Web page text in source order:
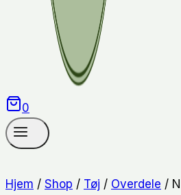
0
Hjem / Shop / Tøj / Overdele /